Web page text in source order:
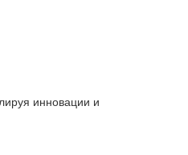
инновации и